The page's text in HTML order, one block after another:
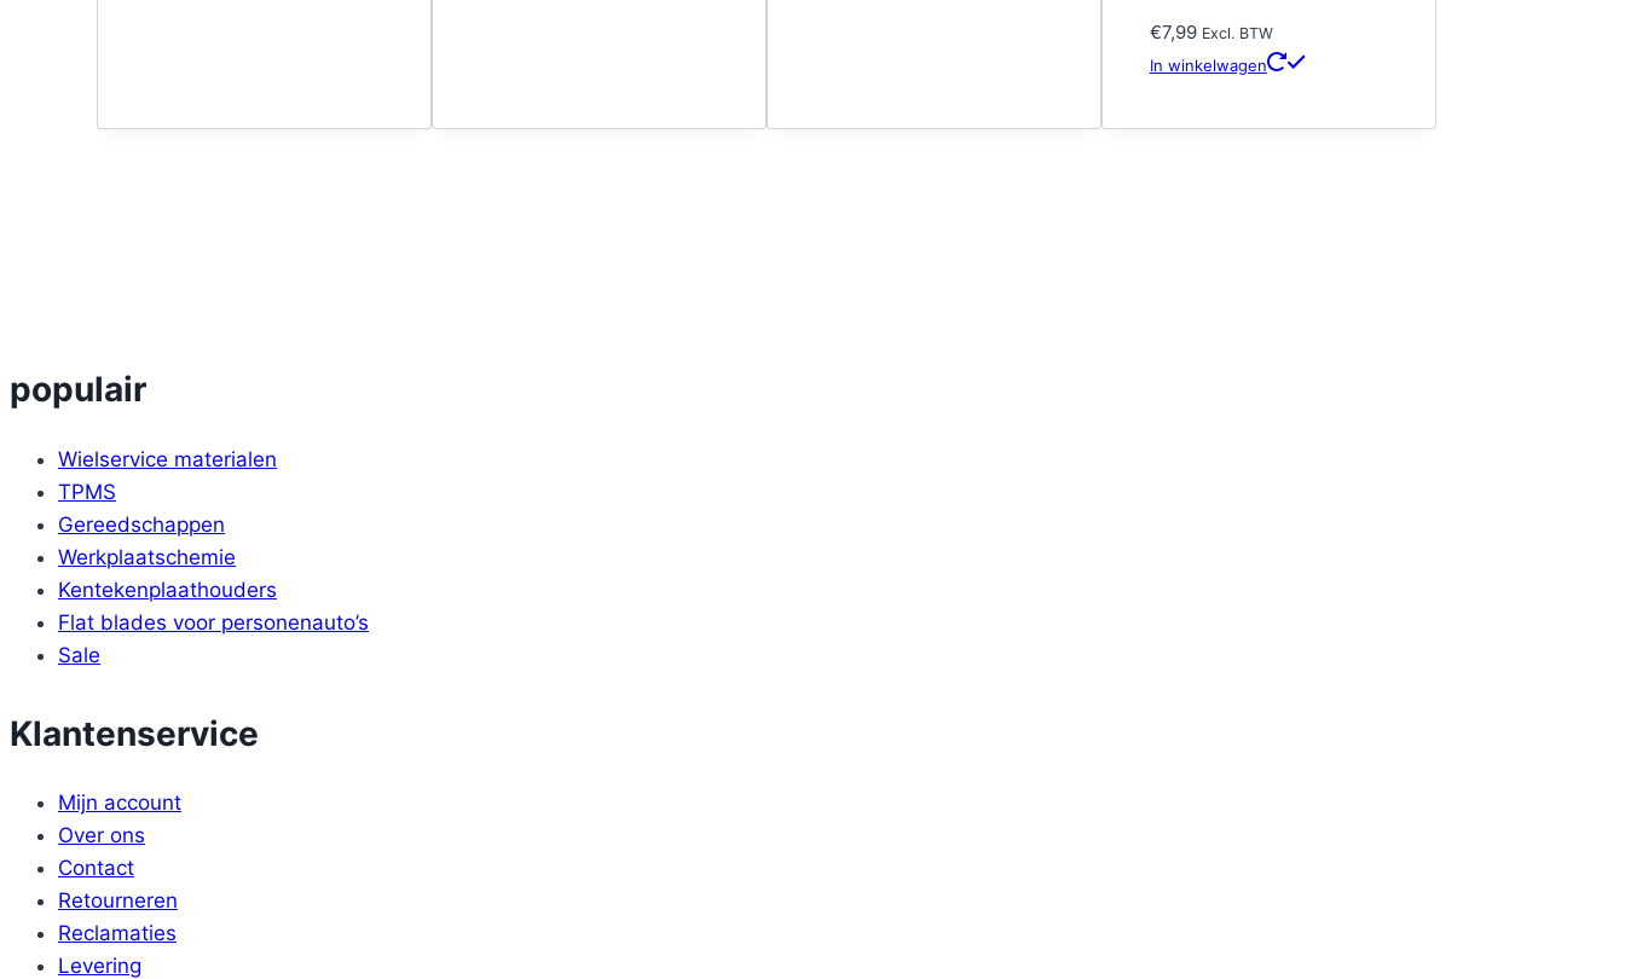
€7,99 Excl. BTW
In winkelwagen
populair
Wielservice materialen
TPMS
Gereedschappen
Werkplaatschemie
Kentekenplaathouders
Flat blades voor personenauto’s
Sale
Klantenservice
Mijn account
Over ons
Contact
Retourneren
Reclamaties
Levering